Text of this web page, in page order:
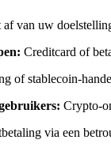
af van uw
Creditcard of
of stablecoin-
Crypto-
via een